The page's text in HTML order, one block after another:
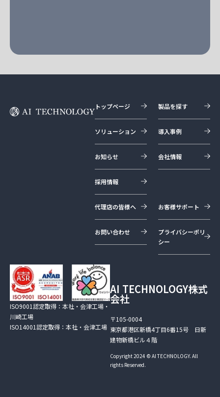
トップページ 製品を探す
ソリューション 導入事例
お知らせ 会社情報
採用情報
代理店の皆様へ お客様サポート
お問い合わせ
プライバシーポリ
シー
AI TECHNOLOGY株式
会社
〒105-0004
東京都港区新橋4丁目6番15号 日新
建物新橋ビル４階
Copyright 2024 © AI TECHNOLOGY. All
rights Reserved.
ISO9001認定取得：本社・会津工場・
川崎工場
ISO14001認定取得：本社・会津工場